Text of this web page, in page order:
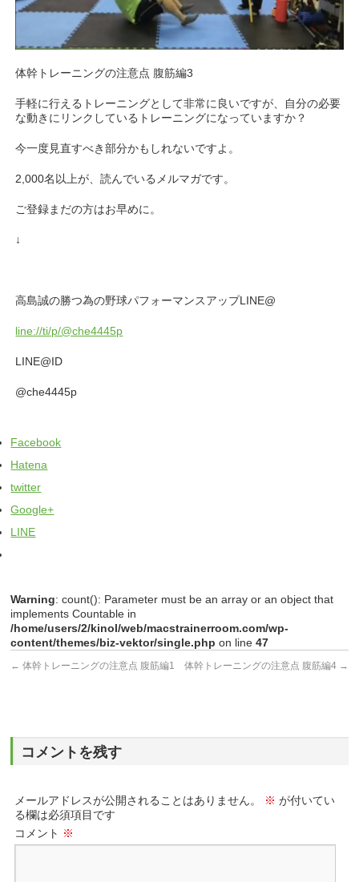
体幹トレーニングの注意点 腹筋編3
手軽に行えるトレーニングとして非常に良いですが、自分の必要
な動きにリンクしているトレーニングになっていますか？
今一度見直すべき部分かもしれないですよ。
2,000名以上が、読んでいるメルマガです。
ご登録まだの方はお早めに。
↓
高島誠の勝つ為の野球パフォーマンスアップLINE@
line://ti/p/@che4445p
LINE@ID
@che4445p
Facebook
Hatena
twitter
Google+
LINE
Warning: count(): Parameter must be an array or an object that
implements Countable in
/home/users/2/kinol/web/macstrainerroom.com/wp-
content/themes/biz-vektor/single.php on line47
← 体幹トレーニングの注意点 腹筋編1 体幹トレーニングの注意点 腹筋編4 →
コメントを残す
メールアドレスが公開されることはありません。 ※ が付いてい
る欄は必須項目です
コメント ※